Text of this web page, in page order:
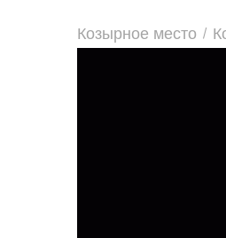
Козырное место /